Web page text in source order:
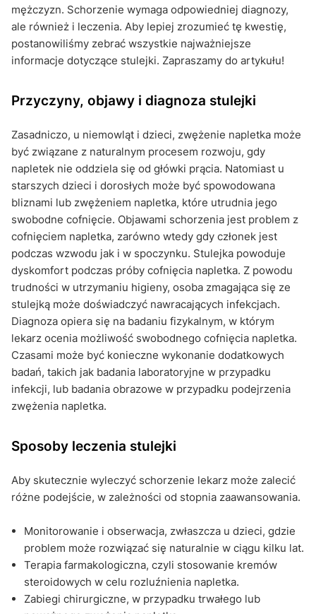
mężczyzn. Schorzenie wymaga odpowiedniej diagnozy,
ale również i leczenia. Aby lepiej zrozumieć tę kwestię,
postanowiliśmy zebrać wszystkie najważniejsze
informacje dotyczące stulejki. Zapraszamy do artykułu!
Przyczyny, objawy i diagnoza stulejki
Zasadniczo, u niemowląt i dzieci, zwężenie napletka może
być związane z naturalnym procesem rozwoju, gdy
napletek nie oddziela się od główki prącia. Natomiast u
starszych dzieci i dorosłych może być spowodowana
bliznami lub zwężeniem napletka, które utrudnia jego
swobodne cofnięcie. Objawami schorzenia jest problem z
cofnięciem napletka, zarówno wtedy gdy członek jest
podczas wzwodu jak i w spoczynku. Stulejka powoduje
dyskomfort podczas próby cofnięcia napletka. Z powodu
trudności w utrzymaniu higieny, osoba zmagająca się ze
stulejką może doświadczyć nawracających infekcjach.
Diagnoza opiera się na badaniu fizykalnym, w którym
lekarz ocenia możliwość swobodnego cofnięcia napletka.
Czasami może być konieczne wykonanie dodatkowych
badań, takich jak badania laboratoryjne w przypadku
infekcji, lub badania obrazowe w przypadku podejrzenia
zwężenia napletka.
Sposoby leczenia stulejki
Aby skutecznie wyleczyć schorzenie lekarz może zalecić
różne podejście, w zależności od stopnia zaawansowania.
Monitorowanie i obserwacja, zwłaszcza u dzieci, gdzie
problem może rozwiązać się naturalnie w ciągu kilku lat.
Terapia farmakologiczna, czyli stosowanie kremów
steroidowych w celu rozluźnienia napletka.
Zabiegi chirurgiczne, w przypadku trwałego lub